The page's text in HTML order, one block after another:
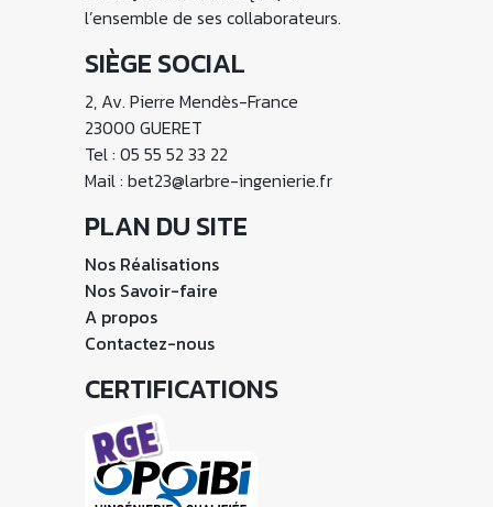
l’ensemble de ses collaborateurs.
SIÈGE SOCIAL
2, Av. Pierre Mendès-France
23000 GUERET
Tel : 05 55 52 33 22
Mail : bet23@larbre-ingenierie.fr
PLAN DU SITE
Nos Réalisations
Nos Savoir-faire
A propos
Contactez-nous
CERTIFICATIONS